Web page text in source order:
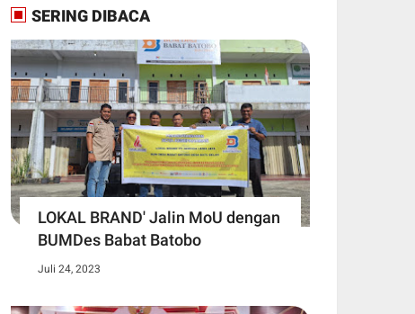
SERING DIBACA
LOKAL BRAND' Jalin MoU dengan
BUMDes Babat Batobo
Juli 24, 2023